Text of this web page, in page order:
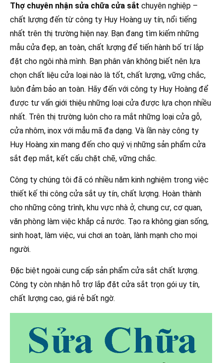
Thợ chuyên nhận sửa chữa cửa sắt chuyên nghiệp –
chất lượng đến từ công ty Huy Hoàng uy tín, nổi tiếng
nhất trên thị trường hiện nay. Bạn đang tìm kiếm những
mẫu cửa đẹp, an toàn, chất lượng để tiến hành bố trí lắp
đặt cho ngôi nhà mình. Bạn phân vân không biết nên lựa
chọn chất liệu cửa loại nào là tốt, chất lượng, vững chắc,
luôn đảm bảo an toàn. Hãy đến với công ty Huy Hoàng để
được tư vấn giới thiệu những loại cửa được lựa chọn nhiều
nhất. Trên thị trường luôn cho ra mắt những loại cửa gỗ,
cửa nhôm, inox với mẫu mã đa dạng. Và lần này công ty
Huy Hoàng xin mang đến cho quý vị những sản phẩm cửa
sắt đẹp mắt, kết cấu chặt chẽ, vững chắc.
Công ty chúng tôi đã có nhiều năm kinh nghiệm trong việc
thiết kế thi công cửa sắt uy tín, chất lượng. Hoàn thành
cho những công trình, khu vực nhà ở, chung cư, cơ quan,
văn phòng làm việc khắp cả nước. Tạo ra không gian sống,
sinh hoạt, làm việc, vui chơi an toàn, lành mạnh cho mọi
người.
Đặc biệt ngoài cung cấp sản phẩm cửa sắt chất lượng.
Công ty còn nhận hỗ trợ lắp đặt cửa sắt trọn gói uy tín,
chất lượng cao, giá rẻ bất ngờ.